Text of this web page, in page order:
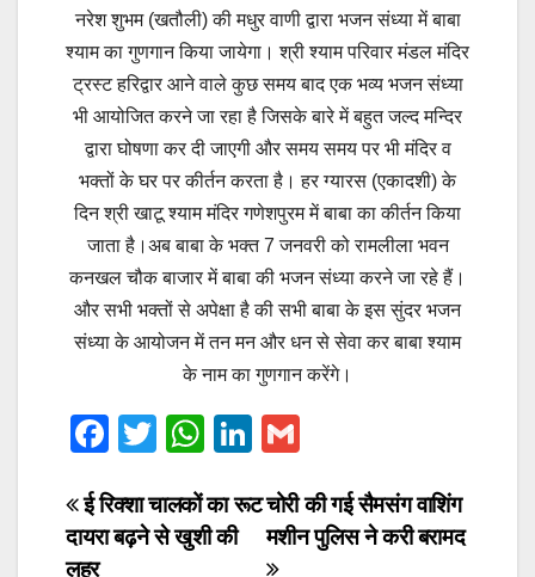
नरेश शुभम (खतौली) की मधुर वाणी द्वारा भजन संध्या में बाबा
श्याम का गुणगान किया जायेगा। श्री श्याम परिवार मंडल मंदिर
ट्रस्ट हरिद्वार आने वाले कुछ समय बाद एक भव्य भजन संध्या
भी आयोजित करने जा रहा है जिसके बारे में बहुत जल्द मन्दिर
द्वारा घोषणा कर दी जाएगी और समय समय पर भी मंदिर व
भक्तों के घर पर कीर्तन करता है। हर ग्यारस (एकादशी) के
दिन श्री खाटू श्याम मंदिर गणेशपुरम में बाबा का कीर्तन किया
जाता है।अब बाबा के भक्त 7 जनवरी को रामलीला भवन
कनखल चौक बाजार में बाबा की भजन संध्या करने जा रहे हैं।
और सभी भक्तों से अपेक्षा है की सभी बाबा के इस सुंदर भजन
संध्या के आयोजन में तन मन और धन से सेवा कर बाबा श्याम
के नाम का गुणगान करेंगे।
F
c
e
T
tt
er
W
at
s
Li
k
e
ail
Post
navigation
चोरी की गई सैमसंग वाशिंग
मशीन पुलिस ने करी बरामद
ई रिक्शा चालकों का रूट
दायरा बढ़ने से खुशी की
लहर